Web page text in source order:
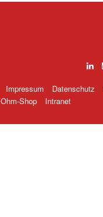
Impressum Datenschutz
Ohm-Shop
Intranet